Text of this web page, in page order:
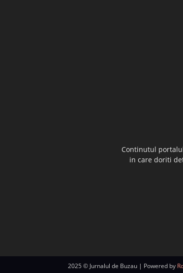
Continutul
in care doriti
2025 © Jurnalul de Buzau | Powered by